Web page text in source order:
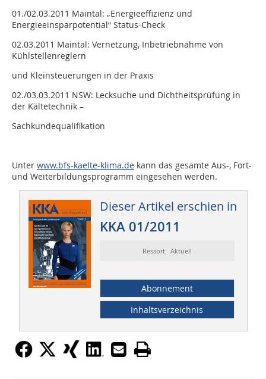
01./02.03.2011 Maintal: „Energieeffizienz und
Energieeinsparpotential“ Status-Check
02.03.2011 Maintal: Vernetzung, Inbetriebnahme von
Kühlstellenreglern
und Kleinsteuerungen in der Praxis
02./03.03.2011 NSW: Lecksuche und Dichtheitsprüfung in
der Kältetechnik –
Sachkundequalifikation
Unter www.bfs-kaelte-klima.de kann das gesamte Aus-, Fort-
und Weiterbildungsprogramm eingesehen werden.
Dieser Artikel erschien in
KKA 01/2011
Ressort: Aktuell
Abonnement
Inhaltsverzeichnis